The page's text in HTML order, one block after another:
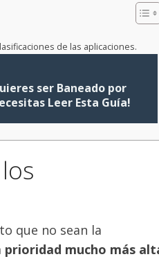
de las aplicaciones.
ser Baneado por
Leer Esta Guía!
que no sean la
prioridad mucho más